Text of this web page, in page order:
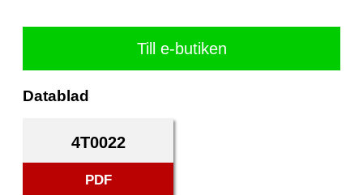
Till e-butiken
Datablad
4T0022
PDF